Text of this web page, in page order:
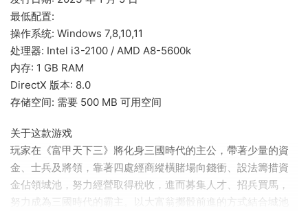
最低配置:
操作系统: Windows 7,8,10,11
处理器: Intel i3-2100 / AMD A8-5600k
内存: 1 GB RAM
DirectX 版本: 8.0
存储空间: 需要 500 MB 可用空间
关于这款游戏
玩家在《富甲天下三》將化身三國時代的主公，帶著少量的資
金、士兵及將領，靠著四處經商縱橫賭場向錢衝、設法籌措資
金佔領城池，努力經營取得稅收，進而募集人才、招兵買馬，
努力成為三國時代的霸主。以大富翁擲骰前進的方式結合城池